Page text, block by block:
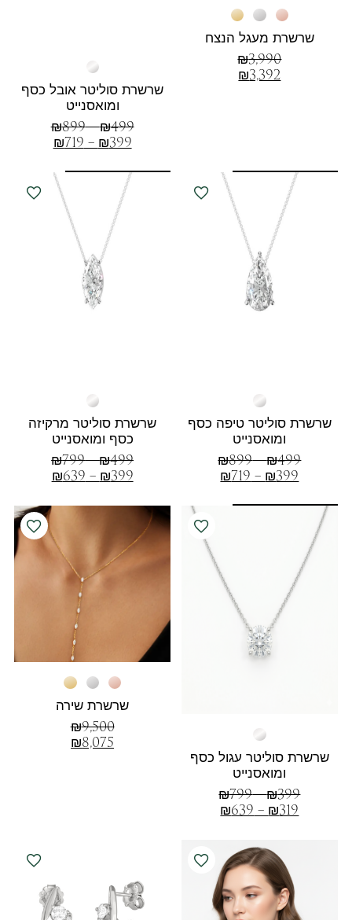
שרשרת מעגל הנצח
₪3,990
₪3,392
שרשרת סוליטר אובל כסף
ומואסנייט
₪499
–
₪899
₪399
–
₪719
חדש! קולקצית
SILVER מואסנייט
שרשרת סוליטר טיפה כסף
ומואסנייט
₪499
–
₪899
₪399
–
₪719
חדש! קולקצית
SILVER מואסנייט
שרשרת סוליטר מרקיזה
כסף ומואסנייט
₪499
–
₪799
₪399
–
₪639
חדש! קולקצית
SILVER מואסנייט
שרשרת סוליטר עגול כסף
ומואסנייט
₪399
–
₪799
₪319
–
₪639
שרשרת שירה
₪9,500
₪8,075